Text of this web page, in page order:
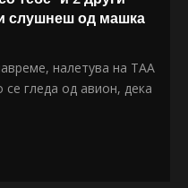
слушнеш од машка
налетува на ТАА
се гледа од авион, дека